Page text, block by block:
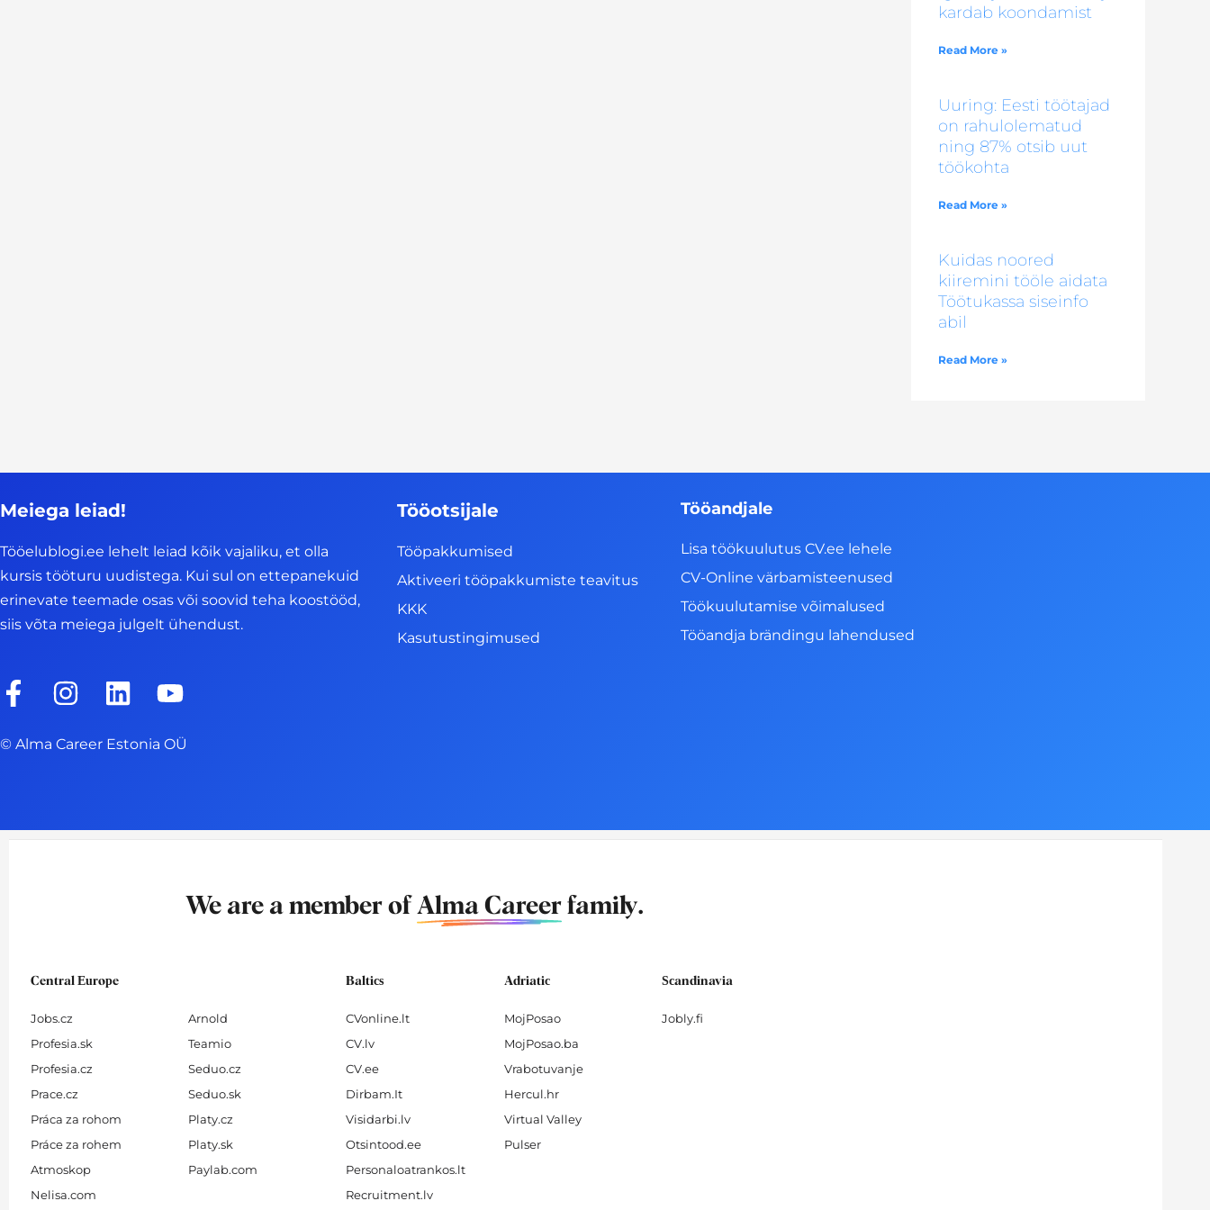
kardab koondamist
Read More »
Uuring: Eesti töötajad
on rahulolematud
ning 87% otsib uut
töökohta
Read More »
Kuidas noored
kiiremini tööle aidata
Töötukassa siseinfo
abil
Read More »
Meiega leiad!
Tööelublogi.ee lehelt leiad kõik vajaliku, et olla
kursis tööturu uudistega. Kui sul on ettepanekuid
erinevate teemade osas või soovid teha koostööd,
siis võta meiega julgelt ühendust.
F
c
o
I
s
g
L
n
d
Y
u
b
© Alma Career Estonia OÜ
Tööotsijale
Tööpakkumised
Aktiveeri tööpakkumiste teavitus
KKK
Kasutustingimused
Tööandjale
Lisa töökuulutus CV.ee lehele
CV-Online värbamisteenused
Töökuulutamise võimalused
Tööandja brändingu lahendused
We are a member of Alma Careerfamily.
Central Europe
Jobs.cz
Profesia.sk
Profesia.cz
Prace.cz
Práca za rohom
Práce za rohem
Atmoskop
Nelisa.com
Arnold
Teamio
Seduo.cz
Seduo.sk
Platy.cz
Platy.sk
Paylab.com
Baltics
CVonline.lt
CV.lv
CV.ee
Dirbam.It
Visidarbi.lv
Otsintood.ee
Personaloatrankos.lt
Recruitment.lv
Adriatic
MojPosao
MojPosao.ba
Vrabotuvanje
Hercul.hr
Virtual Valley
Pulser
Scandinavia
Jobly.fi